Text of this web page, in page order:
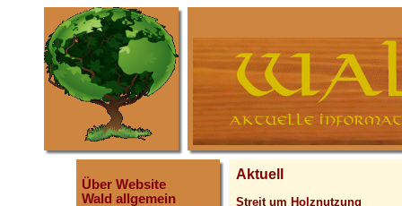
Über Website
Wald allgemein
Aktuell
Streit um Holznutzung